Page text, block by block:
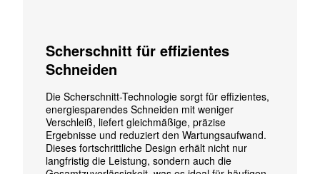
Scherschnitt für effizientes
Schneiden
Die Scherschnitt-Technologie sorgt für effizientes,
energiesparendes Schneiden mit weniger
Verschleiß, liefert gleichmäßige, präzise
Ergebnisse und reduziert den Wartungsaufwand.
Dieses fortschrittliche Design erhält nicht nur
langfristig die Leistung, sondern auch die